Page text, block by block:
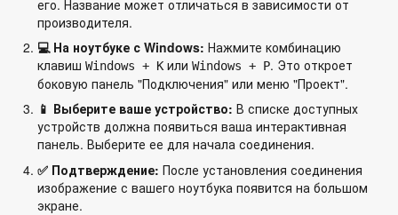
его. Название может отличаться в зависимости от
производителя.
💻 На ноутбуке с Windows: Нажмите комбинацию
клавиш Windows + K или Windows + P. Это откроет
боковую панель "Подключения" или меню "Проект".
📱 Выберите ваше устройство: В списке доступных
устройств должна появиться ваша интерактивная
панель. Выберите ее для начала соединения.
✅ Подтверждение: После установления соединения
изображение с вашего ноутбука появится на большом
экране.